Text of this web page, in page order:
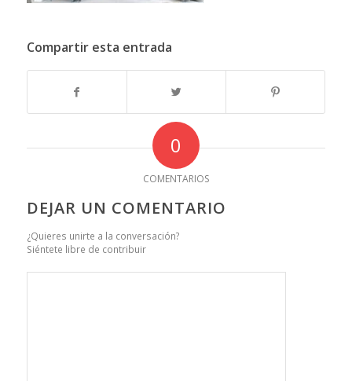
Compartir esta entrada
0
COMENTARIOS
DEJAR UN COMENTARIO
¿Quieres unirte a la conversación?
Siéntete libre de contribuir